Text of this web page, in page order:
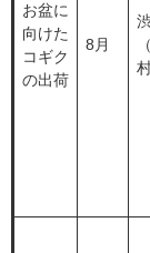
お盆に
向けた
コギク
の出荷
8月